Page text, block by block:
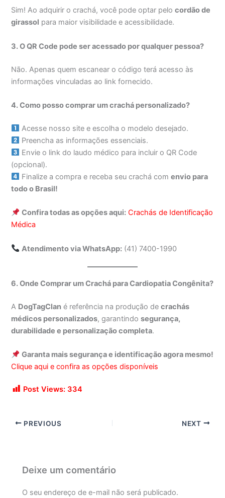
Sim! Ao adquirir o crachá, você pode optar pelocordão de
girassol para maior visibilidade e acessibilidade.
3. O QR Code pode ser acessado por qualquer pessoa?
Não. Apenas quem escanear o código terá acesso às
informações vinculadas ao link fornecido.
4. Como posso comprar um crachá personalizado?
Acesse nosso site e escolha o modelo desejado.
Preencha as informações essenciais.
Envie o link do laudo médico para incluir o QR Code
(opcional).
Finalize a compra e receba seu crachá comenvio para
todo o Brasil!
Confira todas as opções aqui: Crachás de Identificação
Médica
Atendimento via WhatsApp: (41) 7400-1990
6. Onde Comprar um Crachá para Cardiopatia Congênita?
A DogTagClan é referência na produção decrachás
médicos personalizados, garantindosegurança,
durabilidade e personalização completa.
Garanta mais segurança e identificação agora mesmo!
Clique aqui e confira as opções disponíveis
Post Views: 334
PREVIOUS NEXT
Deixe um comentário
O seu endereço de e-mail não será publicado.